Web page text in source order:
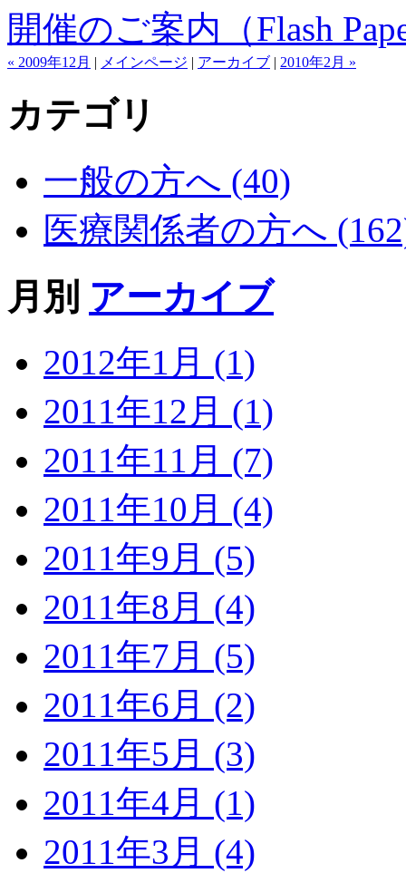
開催のご案内（Flash
« 2009年12月 | メインページ | アーカイブ | 2010年2月 »
カテゴリ
一般の方へ (40)
医療関係者の方へ
月別 アーカイブ
2012年1月 (1)
2011年12月 (1)
2011年11月 (7)
2011年10月 (4)
2011年9月 (5)
2011年8月 (4)
2011年7月 (5)
2011年6月 (2)
2011年5月 (3)
2011年4月 (1)
2011年3月 (4)